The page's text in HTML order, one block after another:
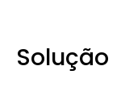
Solução